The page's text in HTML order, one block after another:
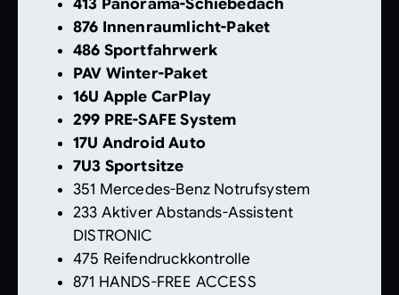
413 Panorama-Schiebedach
876 Innenraumlicht-Paket
486 Sportfahrwerk
PAV Winter-Paket
16U Apple CarPlay
299 PRE-SAFE System
17U Android Auto
7U3 Sportsitze
351 Mercedes-Benz Notrufsystem
233 Aktiver Abstands-Assistent
DISTRONIC
475 Reifendruckkontrolle
871 HANDS-FREE ACCESS